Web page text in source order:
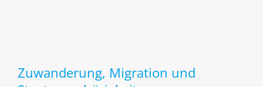
Zuwanderung, Migration und